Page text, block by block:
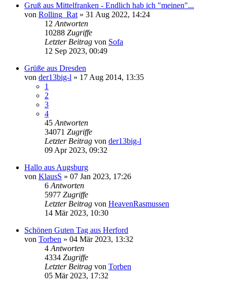
Gruß aus Mittelfranken - Endlich hab ich "meinen"...
von Rolling_Rat » 31 Aug 2022, 14:24
12 Antworten
10288 Zugriffe
Letzter Beitrag von Sofa
12 Sep 2023, 00:49
Grüße aus Dresden
von der13big-l » 17 Aug 2014, 13:35
1
2
3
4
45 Antworten
34071 Zugriffe
Letzter Beitrag von der13big-l
09 Apr 2023, 09:32
Hallo aus Augsburg
von KlausS » 07 Jan 2023, 17:26
6 Antworten
5977 Zugriffe
Letzter Beitrag von HeavenRasmussen
14 Mär 2023, 10:30
Schönen Guten Tag aus Herford
von Torben » 04 Mär 2023, 13:32
4 Antworten
4334 Zugriffe
Letzter Beitrag von Torben
05 Mär 2023, 17:32